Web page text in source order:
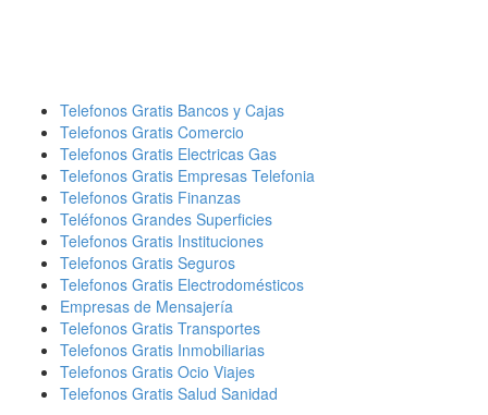
Telefonos Gratis Bancos y Cajas
Telefonos Gratis Comercio
Telefonos Gratis Electricas Gas
Telefonos Gratis Empresas Telefonia
Telefonos Gratis Finanzas
Teléfonos Grandes Superficies
Telefonos Gratis Instituciones
Telefonos Gratis Seguros
Telefonos Gratis Electrodomésticos
Empresas de Mensajería
Telefonos Gratis Transportes
Telefonos Gratis Inmobiliarias
Telefonos Gratis Ocio Viajes
Telefonos Gratis Salud Sanidad